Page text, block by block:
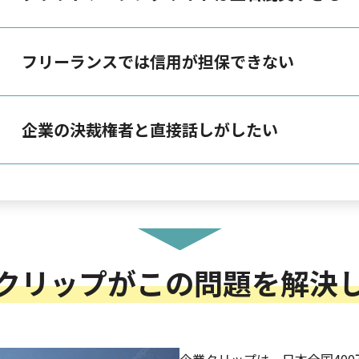
フリーランスでは信用が担保できない
企業の決裁権者と直接話しがしたい
リップがこの問題を解決